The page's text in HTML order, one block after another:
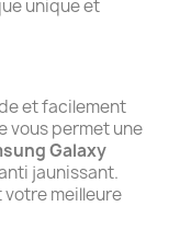
unique et
et facilement
vous permet une
Galaxy
jaunissant.
meilleure